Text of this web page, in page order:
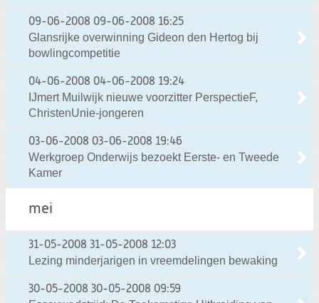
09-06-2008 09-06-2008 16:25
Glansrijke overwinning Gideon den Hertog bij
bowlingcompetitie
04-06-2008 04-06-2008 19:24
IJmert Muilwijk nieuwe voorzitter PerspectieF,
ChristenUnie-jongeren
03-06-2008 03-06-2008 19:46
Werkgroep Onderwijs bezoekt Eerste- en Tweede
Kamer
mei
31-05-2008 31-05-2008 12:03
Lezing minderjarigen in vreemdelingen bewaking
30-05-2008 30-05-2008 09:59